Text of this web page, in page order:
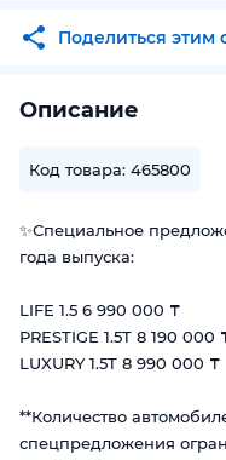
Поделиться этим
Описание
Код товара: 465800
✨Специальное
года выпуска:
LIFE 1.5 6 990 000 ₸
PRESTIGE 1.5T 8 190 000
LUXURY 1.5T 8 990 000 ₸
**Количество
спецпредложения